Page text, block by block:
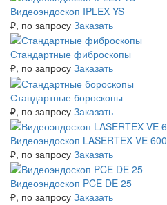
Видеоэндоскоп IPLEX YS
₽, по запросу Заказать
Стандартные фиброскопы
₽, по запросу Заказать
Стандартные бороскопы
₽, по запросу Заказать
Видеоэндоскоп LASERTEX VE 600
₽, по запросу Заказать
Видеоэндоскоп PCE DE 25
₽, по запросу Заказать